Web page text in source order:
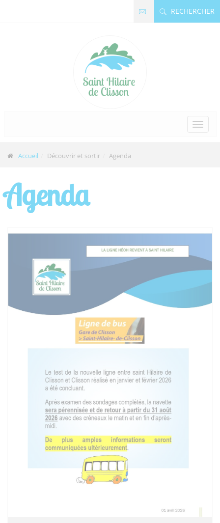
RECHERCHER
Accueil Découvrir et sortir Agenda
Agenda